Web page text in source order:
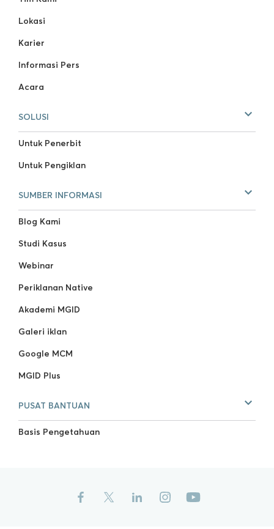
Lokasi
Karier
Informasi Pers
Acara
SOLUSI
Untuk Penerbit
Untuk Pengiklan
SUMBER INFORMASI
Blog Kami
Studi Kasus
Webinar
Periklanan Native
Akademi MGID
Galeri iklan
Google MCM
MGID Plus
PUSAT BANTUAN
Basis Pengetahuan